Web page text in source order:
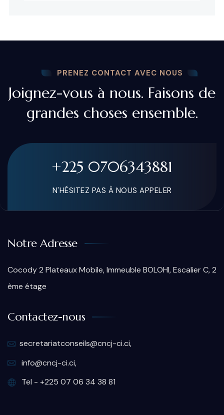
PRENEZ CONTACT AVEC NOUS
Joignez-vous à nous. Faisons de
grandes choses ensemble.
+225 0706343881
N'HÉSITEZ PAS À NOUS APPELER
Notre Adresse
Cocody 2 Plateaux Mobile, Immeuble BOLOHI, Escalier C, 2
ème étage
Contactez-nous
secretariatconseils@cncj-ci.ci,
info@cncj-ci.ci,
Tel - +225 07 06 34 38 81